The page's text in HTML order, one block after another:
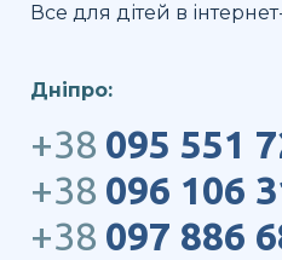
Все для дітей в
Дніпро:
+38 095 551
+38 096 106
+38 097 886